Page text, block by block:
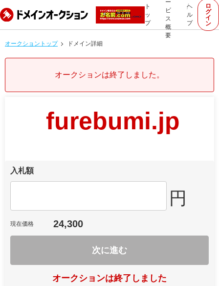
ト
ッ
プ
ー
ビ
ス
概
要
ヘ
ル
プ
ロ
グ
イ
ン
オークショントップ ドメイン詳細
オークションは終了しました。
furebumi.jp
入札額
円
現在価格 24,300
次に進む
オークションは終了しました